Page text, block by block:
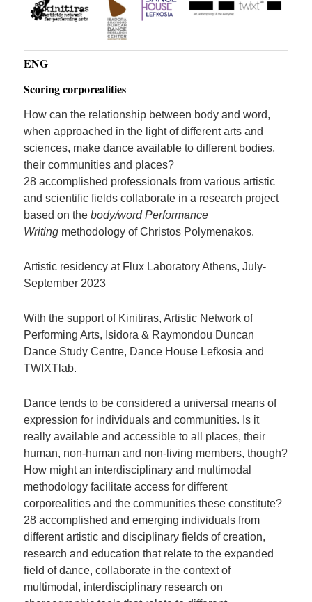
ENG
Scoring corporealities
How can the relationship between body and word,
when approached in the light of different arts and
sciences, make dance available to different bodies,
their communities and places?
28 accomplished professionals from various artistic
and scientific fields collaborate in a research project
based on thebody/word Performance
Writing methodology of Christos Polymenakos.
Artistic residency at Flux Laboratory Athens, July-
September 2023
With the support of Kinitiras, Artistic Network of
Performing Arts, Isidora & Raymondou Duncan
Dance Study Centre, Dance House Lefkosia and
TWIXTlab.
Dance tends to be considered a universal means of
expression for individuals and communities. Is it
really available and accessible to all places, their
human, non-human and non-living members, though?
How might an interdisciplinary and multimodal
methodology facilitate access for different
corporealities and the communities these constitute?
28 accomplished and emerging individuals from
different artistic and disciplinary fields of creation,
research and education that relate to the expanded
field of dance, collaborate in the context of
multimodal, interdisciplinary research on